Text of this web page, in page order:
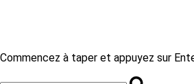
Commencez à taper et appuyez sur